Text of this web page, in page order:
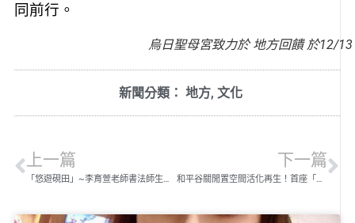
同前行。
烏日聖母宮致力於 地方回饋 於12/
新聞分類： 地方, 文化
上一篇
「悠遊硯田」~李育萱老師書法師生聯展 於印心書院展現
下一篇
和平谷關閒置空間活化再生！首座「前店後廠」部落產銷平台啟用